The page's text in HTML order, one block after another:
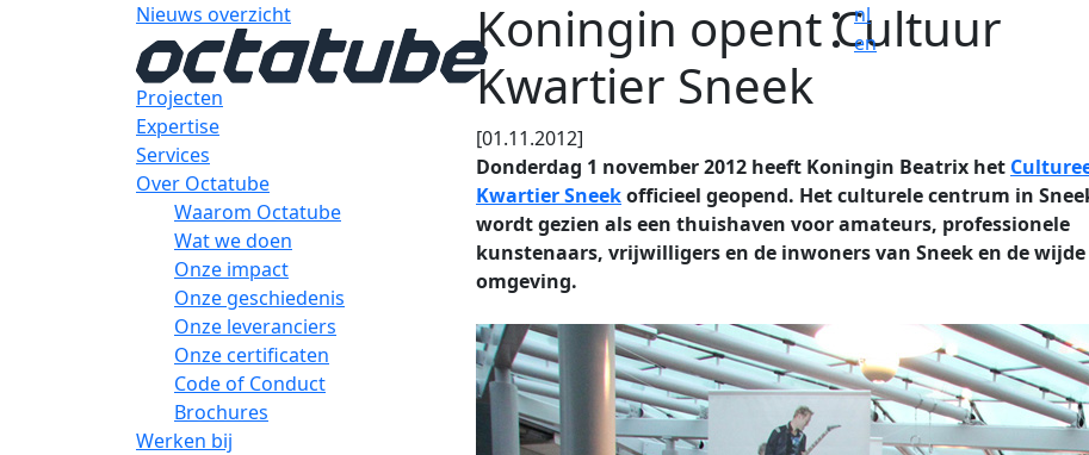
nl
en
Projecten
Expertise
Services
Over Octatube
Waarom Octatube
Wat we doen
Onze impact
Onze geschiedenis
Onze leveranciers
Onze certificaten
Code of Conduct
Brochures
Werken bij
Nieuws overzicht
Koningin opent Cultuur
Kwartier Sneek
[01.11.2012]
Donderdag 1 november 2012 heeft Koningin Beatrix het
Kwartier Sneekofficieel geopend. Het culturele centrum in
wordt gezien als een thuishaven voor amateurs, professionele
kunstenaars, vrijwilligers en de inwoners van Sneek en de wijde
omgeving.